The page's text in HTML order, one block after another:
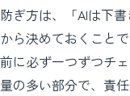
防ぎ方は、「AIは下
から決めておくこと
前に必ず一つずつチ
量の多い部分で、責